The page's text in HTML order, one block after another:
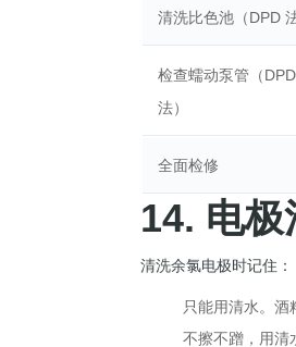
清洗比色池（DPD
检查蠕动泵管（DPD
法）
全面检修
14. 电
清洗余氯电极时记住：
只能用清水。
不擦不蹭，用清